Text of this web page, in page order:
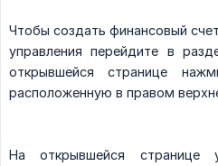
Чтобы создать финансовый
управления перейдите в
открывшейся странице
расположенную в правом
На открывшейся странице